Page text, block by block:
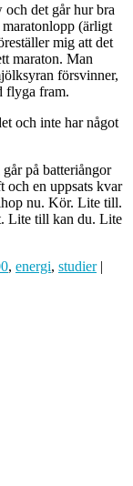
det går hur bra
(ärligt
mig att det
maraton. Man
försvinner,
flyga fram.
och inte har något
på batteriångor
och en uppsats kvar
nu. Kör. Lite till.
Lite till kan du. Lite
, energi, studier|